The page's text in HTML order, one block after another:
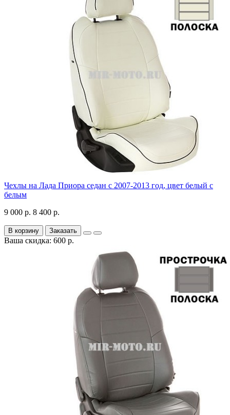
Чехлы на Лада Приора седан с 2007-2013 год, цвет белый с
белым
9 000 р. 8 400 р.
В корзину Заказать
Ваша скидка: 600 р.